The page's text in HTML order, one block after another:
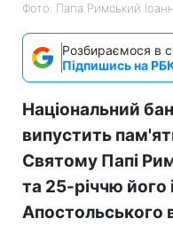
Фото: Папа Римський
Розбираємося в
Підпишись на
Національний
випустить
Святому Папі
та 25-річчю його
Апостольського